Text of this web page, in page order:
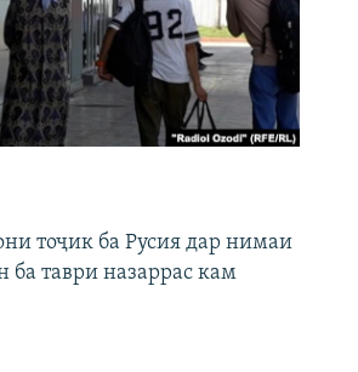
тоҷик ба Русия дар нимаи
ба таври назаррас кам